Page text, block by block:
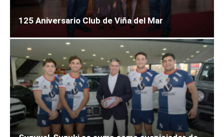
125 Aniversario Club de Viña del Mar